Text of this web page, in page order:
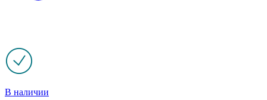
В наличии